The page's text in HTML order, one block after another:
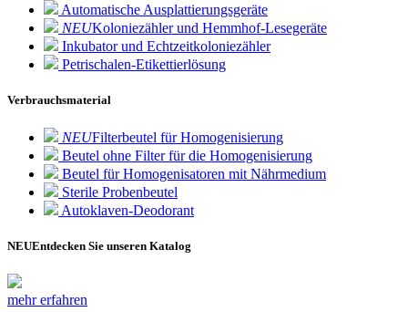
Automatische Ausplattierungsgeräte
NEUKoloniezähler und Hemmhof-Lesegeräte
Inkubator und Echtzeitkoloniezähler
Petrischalen-Etikettierlösung
Verbrauchsmaterial
NEUFilterbeutel für Homogenisierung
Beutel ohne Filter für die Homogenisierung
Beutel für Homogenisatoren mit Nährmedium
Sterile Probenbeutel
Autoklaven-Deodorant
NEUEntdecken Sie unseren Katalog
mehr erfahren